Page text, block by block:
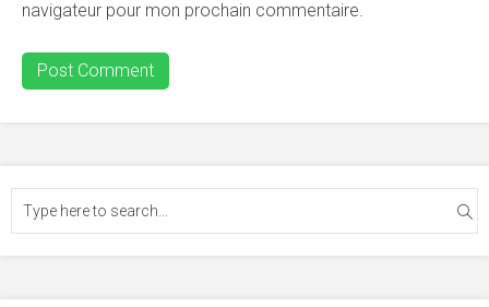
navigateur pour mon prochain commentaire.